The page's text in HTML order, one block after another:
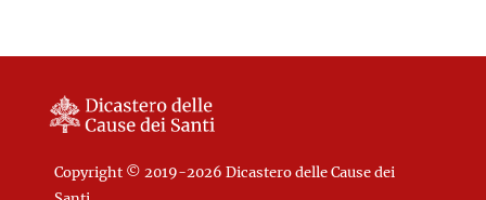
Copyright © 2019-2026 Dicastero delle Cause dei